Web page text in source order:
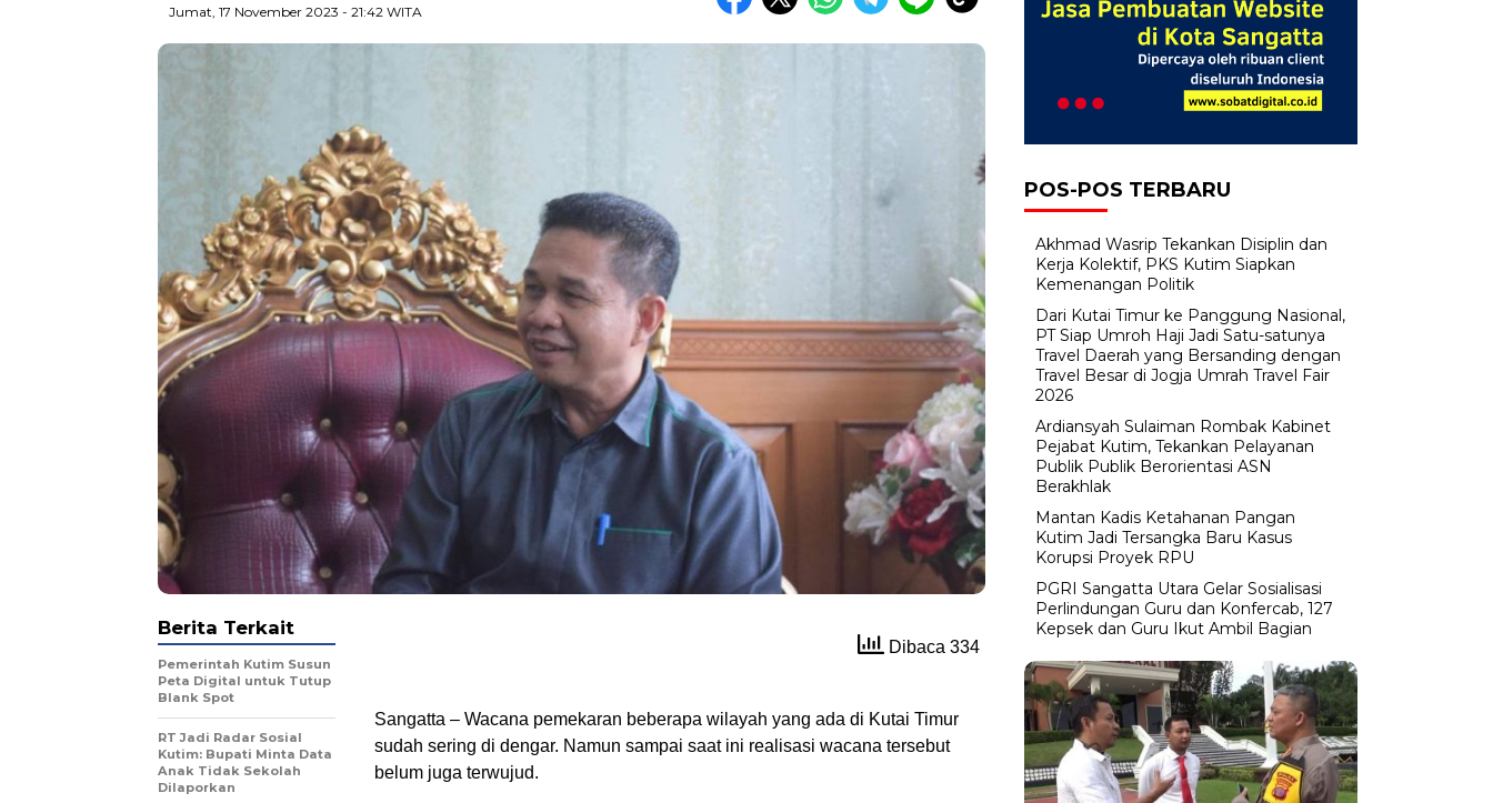
Jumat, 17 November 2023 - 21:42 WITA
Dibaca 334
Sangatta – Wacana pemekaran beberapa wilayah yang ada di Kutai Timur
sudah sering di dengar. Namun sampai saat ini realisasi wacana tersebut
belum juga terwujud.
Berita Terkait
Pemerintah Kutim Susun
Peta Digital untuk Tutup
Blank Spot
RT Jadi Radar Sosial
Kutim: Bupati Minta Data
Anak Tidak Sekolah
Dilaporkan
POS-POS TERBARU
Akhmad Wasrip Tekankan Disiplin dan
Kerja Kolektif, PKS Kutim Siapkan
Kemenangan Politik
Dari Kutai Timur ke Panggung Nasional,
PT Siap Umroh Haji Jadi Satu-satunya
Travel Daerah yang Bersanding dengan
Travel Besar di Jogja Umrah Travel Fair
2026
Ardiansyah Sulaiman Rombak Kabinet
Pejabat Kutim, Tekankan Pelayanan
Publik Publik Berorientasi ASN
Berakhlak
Mantan Kadis Ketahanan Pangan
Kutim Jadi Tersangka Baru Kasus
Korupsi Proyek RPU
PGRI Sangatta Utara Gelar Sosialisasi
Perlindungan Guru dan Konfercab, 127
Kepsek dan Guru Ikut Ambil Bagian